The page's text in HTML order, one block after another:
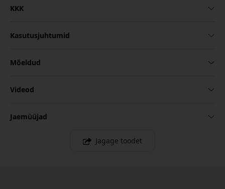
KKK
Kasutusjuhtumid
Mõeldud
Videod
Jaemüüjad
Jagage toodet